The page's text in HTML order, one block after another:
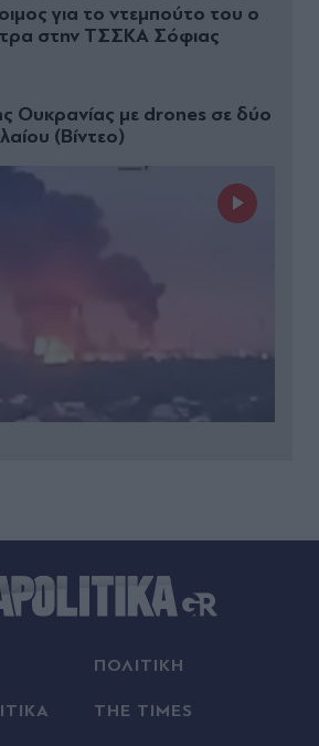
για το ντεμπούτο του ο
στην ΤΣΣΚΑ Σόφιας
Ουκρανίας με drones σε δύο
(Βίντεο)
μέσα δεν μπόρεσαν να
έδωσαν μια εξαιρετικά
ΠΟΛΙΤΙΚΗ
THE TIMES